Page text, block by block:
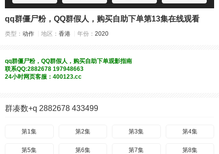
qq群僵尸粉，QQ群假人，购买自助下单第13集在线观看
类型： 动作 地区： 香港 年份： 2020
qq群僵尸粉，QQ群假人，购买自助下单观影指南
联系QQ:2882678 197948663
24小时网页客服：400123.cc
群凑数+q 2882678 433499
第1集 第2集 第3集 第4集
第5集 第6集 第7集 第8集